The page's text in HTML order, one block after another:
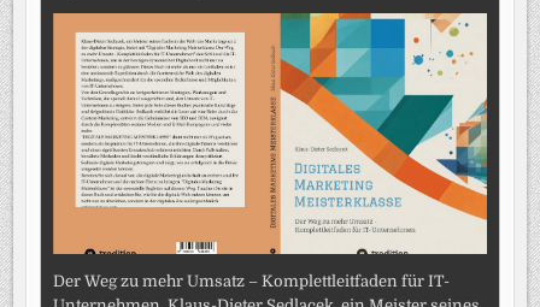
Der Weg zu mehr Umsatz – Komplettleitfaden für IT-